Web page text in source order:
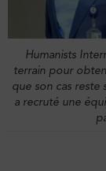
Humanists
terrain pour
que son cas reste
a recruté une